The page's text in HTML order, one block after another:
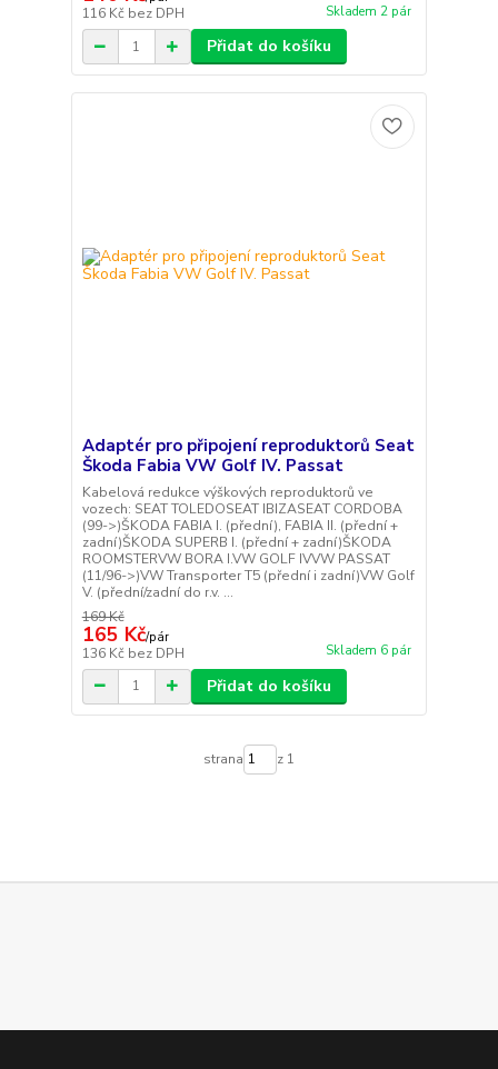
116 Kč bez DPH Skladem 2 pár
Přidat do košíku
Adaptér pro připojení reproduktorů Seat
Škoda Fabia VW Golf IV. Passat
Kabelová redukce výškových reproduktorů ve
vozech: SEAT TOLEDOSEAT IBIZASEAT CORDOBA
(99->)ŠKODA FABIA I. (přední), FABIA II. (přední +
zadní)ŠKODA SUPERB I. (přední + zadní)ŠKODA
ROOMSTERVW BORA I.VW GOLF IVVW PASSAT
(11/96->)VW Transporter T5 (přední i zadní)VW Golf
V. (přední/zadní do r.v. ...
169 Kč
165 Kč/pár
136 Kč bez DPH Skladem 6 pár
Přidat do košíku
strana z 1